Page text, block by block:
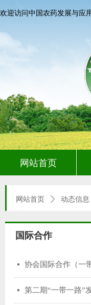
欢迎访问中国农药发展与应
网站首页 ꄲ 动态信息
国际合作
넷 协会国际合作（一
넷 第二期“一带一路”
网站首页